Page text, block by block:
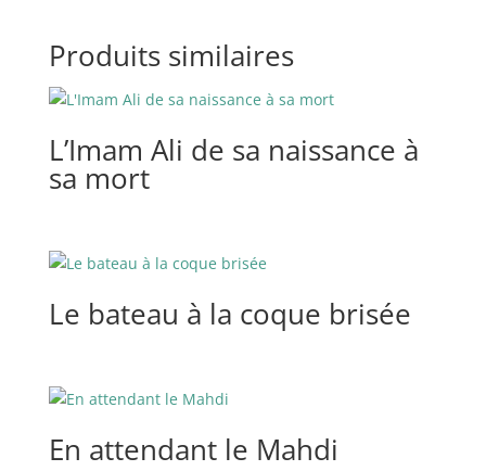
Produits similaires
L’Imam Ali de sa naissance à
sa mort
Le bateau à la coque brisée
En attendant le Mahdi